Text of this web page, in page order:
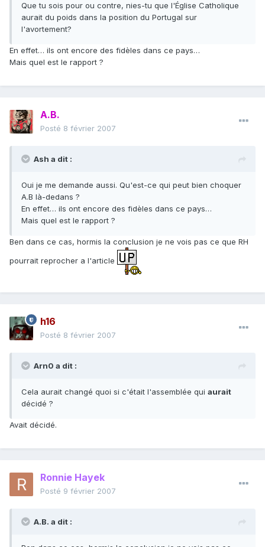
Que tu sois pour ou contre, nies-tu que l'Église Catholique
aurait du poids dans la position du Portugal sur
l'avortement?
En effet… ils ont encore des fidèles dans ce pays…
Mais quel est le rapport ?
A.B.
Posté 8 février 2007
Ash a dit :
Oui je me demande aussi. Qu'est-ce qui peut bien choquer
A.B là-dedans ?
En effet… ils ont encore des fidèles dans ce pays…
Mais quel est le rapport ?
Ben dans ce cas, hormis la conclusion je ne vois pas ce que RH
pourrait reprocher a l'article
h16
Posté 8 février 2007
Arn0 a dit :
Cela aurait changé quoi si c'était l'assemblée qui aurait
décidé ?
Avait décidé.
Ronnie Hayek
Posté 9 février 2007
A.B. a dit :